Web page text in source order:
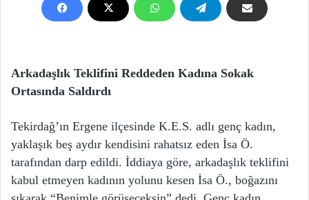
Arkadaşlık Teklifini Reddeden Kadına Sokak
Ortasında Saldırdı
Tekirdağ’ın Ergene ilçesinde K.E.S. adlı genç kadın,
yaklaşık beş aydır kendisini rahatsız eden İsa Ö.
tarafından darp edildi. İddiaya göre, arkadaşlık teklifini
kabul etmeyen kadının yolunu kesen İsa Ö., boğazını